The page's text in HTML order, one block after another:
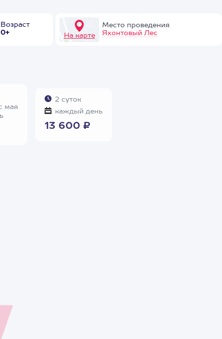
Возраст
0+
На карте
Место проведения
Яхонтовый Лес
мая
2 суток
каждый день
13 600 ₽